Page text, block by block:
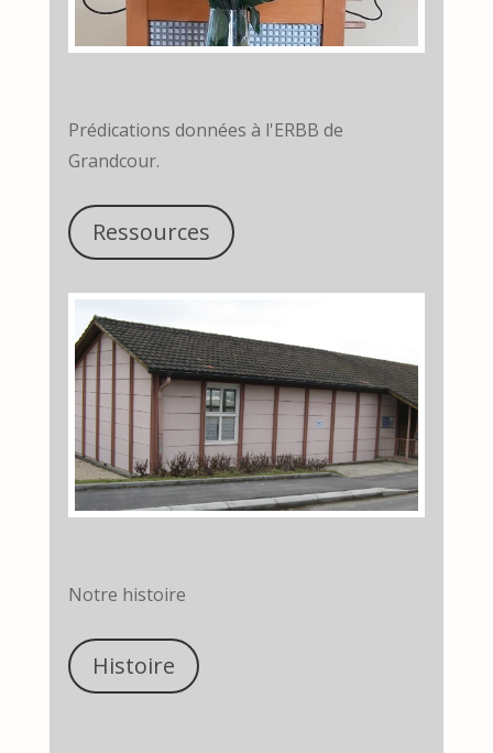
Prédications données à l'ERBB de
Grandcour.
Ressources
Notre histoire
Histoire